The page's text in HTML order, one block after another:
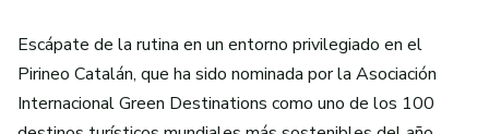
Escápate de la rutina en un entorno privilegiado en el
Pirineo Catalán, que ha sido nominada por la Asociación
Internacional Green Destinations como uno de los 100